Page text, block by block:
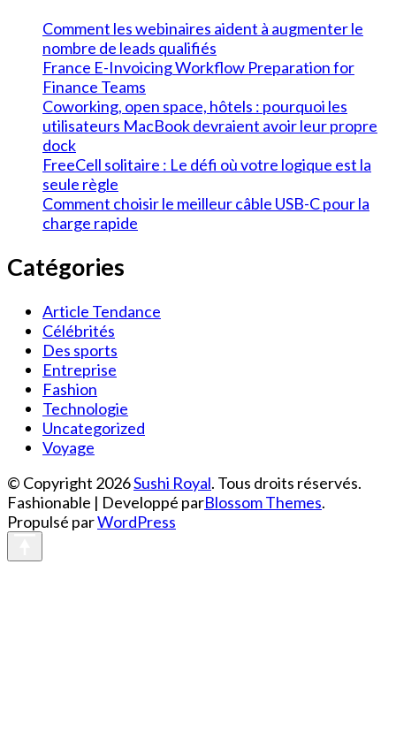
Comment les webinaires aident à augmenter le
nombre de leads qualifiés
France E-Invoicing Workflow Preparation for
Finance Teams
Coworking, open space, hôtels : pourquoi les
utilisateurs MacBook devraient avoir leur propre
dock
FreeCell solitaire : Le défi où votre logique est la
seule règle
Comment choisir le meilleur câble USB-C pour la
charge rapide
Catégories
Article Tendance
Célébrités
Des sports
Entreprise
Fashion
Technologie
Uncategorized
Voyage
© Copyright 2026Sushi Royal. Tous droits réservés.
Fashionable | Developpé parBlossom Themes.
Propulsé parWordPress